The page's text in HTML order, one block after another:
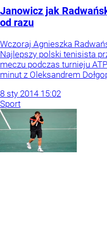
Janowicz jak
od razu
Wczoraj Agnieszka
Najlepszy polski tenisista
meczu podczas turnieju
minut z Oleksandrem
8 sty 2014 15:02
Sport